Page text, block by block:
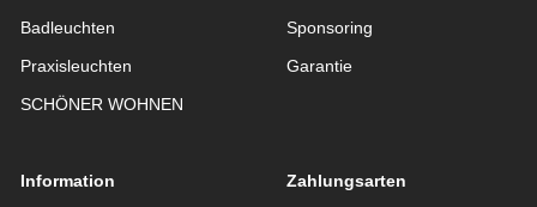
Badleuchten
Praxisleuchten
SCHÖNER WOHNEN
Sponsoring
Garantie
Information Zahlungsarten